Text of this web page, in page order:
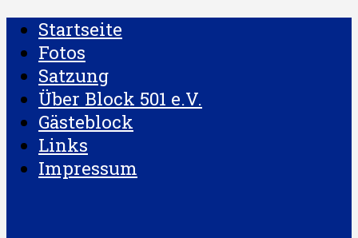
Startseite
Fotos
Satzung
Über Block 501 e.V.
Gästeblock
Links
Impressum